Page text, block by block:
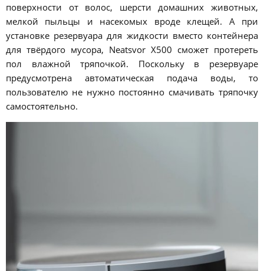
поверхности от волос, шерсти домашних животных,
мелкой пыльцы и насекомых вроде клещей. А при
установке резервуара для жидкости вместо контейнера
для твёрдого мусора, Neatsvor X500 сможет протереть
пол влажной тряпочкой. Поскольку в резервуаре
предусмотрена автоматическая подача воды, то
пользователю не нужно постоянно смачивать тряпочку
самостоятельно.